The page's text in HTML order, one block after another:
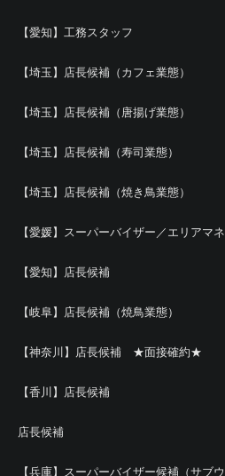
【愛知】工務スタッフ
【埼玉】店長候補（カフェ業態）
【埼玉】店長候補（唐揚げ業態）
【埼玉】店長候補（寿司業態）
【埼玉】店長候補（焼き鳥業態）
【愛媛】スーパーバイザー／エリアマ
【愛知】店長候補
【岐阜】店長候補（焼鳥業態）
【神奈川】店長候補 ★面接確約★
【香川】店長候補
店長候補
【兵庫】スーパーバイザー候補（サブウ